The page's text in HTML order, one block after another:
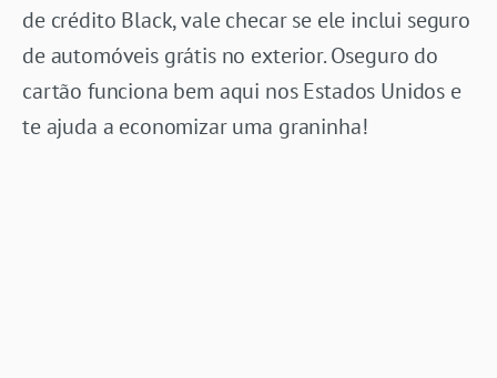
de crédito Black, vale checar se ele inclui seguro
de automóveis grátis no exterior. Oseguro do
cartão funciona bem aqui nos Estados Unidos e
te ajuda a economizar uma graninha!